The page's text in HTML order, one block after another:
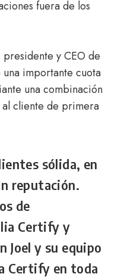
fuera de los
y CEO de
importante cuota
una combinación
cliente de primera
sólida, en
reputación.
de
Certify y
Joel y su equipo
Certify en toda